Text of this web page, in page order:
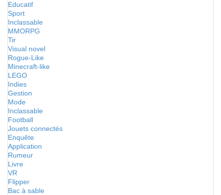
Educatif
Sport
Inclassable
MMORPG
Tir
Visual novel
Rogue-Like
Minecraft-like
LEGO
Indies
Gestion
Mode
Inclassable
Football
Jouets connectés
Enquête
Application
Rumeur
Livre
VR
Flipper
Bac à sable